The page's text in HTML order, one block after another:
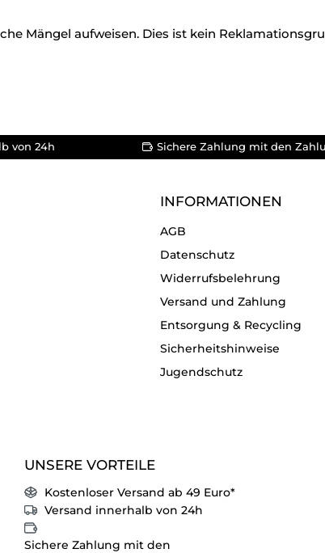
Mängel aufweisen. Dies ist kein
von 24h Sichere Zahlung mit den
INFORMATIONEN
AGB
Datenschutz
Widerrufsbelehrung
Versand und Zahlung
Entsorgung & Recycling
Sicherheitshinweise
Jugendschutz
UNSERE VORTEILE
Kostenloser Versand ab 49 Euro*
Versand innerhalb von 24h
Sichere Zahlung mit den